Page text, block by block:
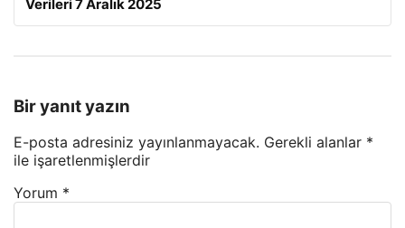
Verileri 7 Aralık 2025
Bir yanıt yazın
E-posta adresiniz yayınlanmayacak. Gerekli alanlar *
ile işaretlenmişlerdir
Yorum *